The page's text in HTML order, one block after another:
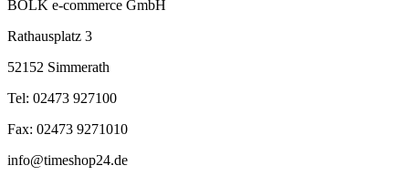
BOLK e-commerce GmbH
Rathausplatz 3
52152 Simmerath
Tel: 02473 927100
Fax: 02473 9271010
info@timeshop24.de